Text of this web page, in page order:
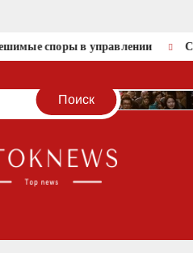
споры в управлении